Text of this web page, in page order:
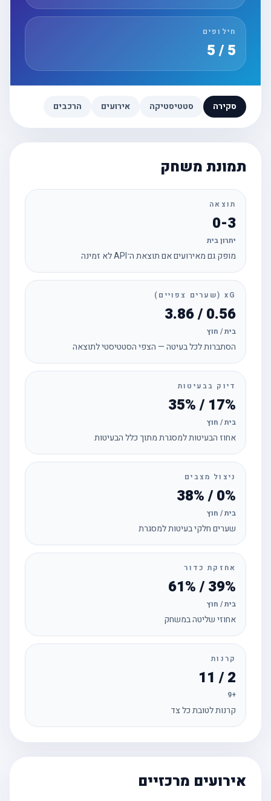
חילופים
סקירה סטטיסטיקה אירועים הרכבים
תמונת משחק
תוצאה
0-3
יתרון בית
מופק גם מאירועים אם תוצאת ה־API לא זמינה
xG (שערים צפויים)
0.56 / 3.86
בית / חוץ
הסתברות לכל בעיטה — הצפי הסטטיסטי לתוצאה
דיוק בבעיטות
17% / 35%
בית / חוץ
אחוז הבעיטות למסגרת מתוך כלל הבעיטות
ניצול מצבים
0% / 38%
בית / חוץ
שערים חלקי בעיטות למסגרת
אחזקת כדור
39% / 61%
בית / חוץ
אחוזי שליטה במשחק
קרנות
קרנות לטובת כל צד
אירועים מרכזיים